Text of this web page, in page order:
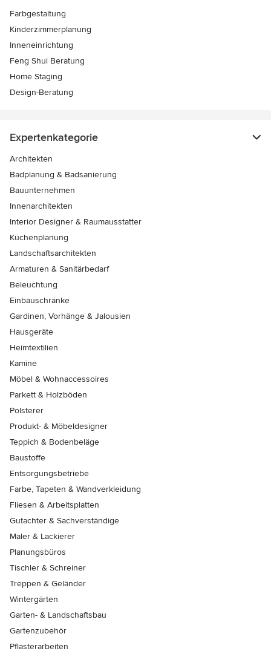
Farbgestaltung
Kinderzimmerplanung
Inneneinrichtung
Feng Shui Beratung
Home Staging
Design-Beratung
Expertenkategorie
Architekten
Badplanung & Badsanierung
Bauunternehmen
Innenarchitekten
Interior Designer & Raumausstatter
Küchenplanung
Landschaftsarchitekten
Armaturen & Sanitärbedarf
Beleuchtung
Einbauschränke
Gardinen, Vorhänge & Jalousien
Hausgeräte
Heimtextilien
Kamine
Möbel & Wohnaccessoires
Parkett & Holzböden
Polsterer
Produkt- & Möbeldesigner
Teppich & Bodenbeläge
Baustoffe
Entsorgungsbetriebe
Farbe, Tapeten & Wandverkleidung
Fliesen & Arbeitsplatten
Gutachter & Sachverständige
Maler & Lackierer
Planungsbüros
Tischler & Schreiner
Treppen & Geländer
Wintergärten
Garten- & Landschaftsbau
Gartenzubehör
Pflasterarbeiten